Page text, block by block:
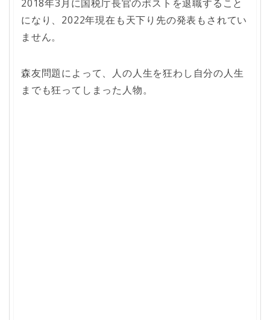
2018年3月に国税庁長官のポストを退職すること
になり、2022年現在も天下り先の発表もされてい
ません。
森友問題によって、人の人生を狂わし自分の人生
までも狂ってしまった人物。